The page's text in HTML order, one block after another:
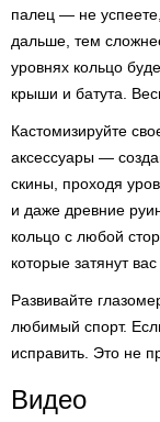
палец — не
дальше, тем
уровнях кольцо
крыши и батута.
Кастомизируйте
аксессуары —
скины, проходя
и даже древние
кольцо с любой
которые затянут вас
Развивайте
любимый спорт.
исправить. Это не
Видео